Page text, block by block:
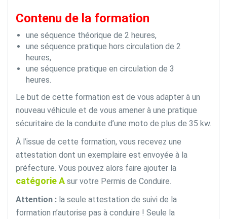
Contenu de la formation
une séquence théorique de 2 heures,
une séquence pratique hors circulation de 2
heures,
une séquence pratique en circulation de 3
heures.
Le but de cette formation est de vous adapter à un
nouveau véhicule et de vous amener à une pratique
sécuritaire de la conduite d’une moto de plus de 35 kw.
À l’issue de cette formation, vous recevez une
attestation dont un exemplaire est envoyée à la
préfecture. Vous pouvez alors faire ajouter la
catégorie A sur votre Permis de Conduire.
Attention : la seule attestation de suivi de la
formation n’autorise pas à conduire ! Seule la